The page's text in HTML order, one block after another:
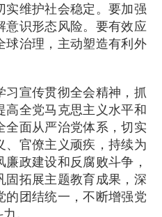
实维护社会稳定。要加强
意识形态风险。要有效应
球治理，主动塑造有利外
宣传贯彻全会精神，抓
高全党马克思主义水平和
全面从严治党体系，切实
、官僚主义顽疾，持续为
政建设和反腐败斗争，
固拓展主题教育成果，深
的团结统一，不断增强党